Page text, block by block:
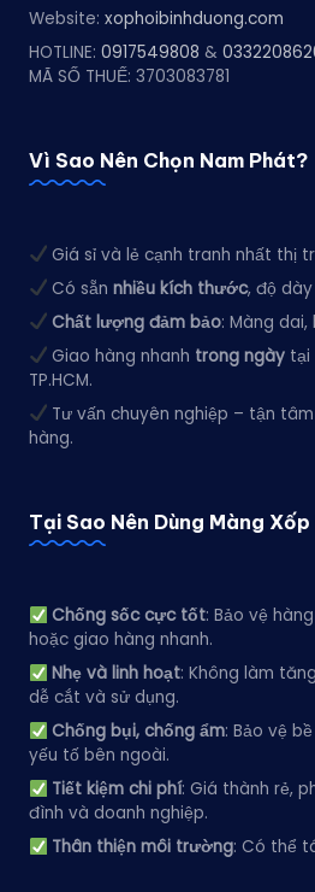
Website: xophoibinhduong.com
HOTLINE: 0917549808 &
MÃ SỐ THUẾ: 3703083781
Vì Sao Nên Chọn Nam Phát?
Giá sỉ và lẻ cạnh tranh nhất thị
Có sẵnnhiều kích thước, độ
Chất lượng đảm bảo: Màng dai,
Giao hàng nhanh trong ngày tại
TP.HCM.
Tư vấn chuyên nghiệp – tận
hàng.
Tại Sao Nên Dùng Màng Xốp
Chống sốc cực tốt: Bảo vệ
hoặc giao hàng nhanh.
Nhẹ và linh hoạt: Không làm
dễ cắt và sử dụng.
Chống bụi, chống ẩm: Bảo vệ
yếu tố bên ngoài.
Tiết kiệm chi phí: Giá thành rẻ,
đình và doanh nghiệp.
Thân thiện môi trường: Có thể